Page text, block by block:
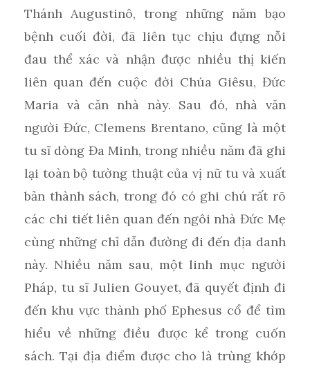
Thánh Augustinô, trong những năm bạo
bệnh cuối đời, đã liên tục chịu đựng nỗi
đau thể xác và nhận được nhiều thị kiến
liên quan đến cuộc đời Chúa Giêsu, Đức
Maria và căn nhà này. Sau đó, nhà văn
người Đức, Clemens Brentano, cũng là một
tu sĩ dòng Đa Minh, trong nhiều năm đã ghi
lại toàn bộ tường thuật của vị nữ tu và xuất
bản thành sách, trong đó có ghi chú rất rõ
các chi tiết liên quan đến ngôi nhà Đức Mẹ
cùng những chỉ dẫn đường đi đến địa danh
này. Nhiều năm sau, một linh mục người
Pháp, tu sĩ Julien Gouyet, đã quyết định đi
đến khu vực thành phố Ephesus cổ để tìm
hiểu về những điều được kể trong cuốn
sách. Tại địa điểm được cho là trùng khớp